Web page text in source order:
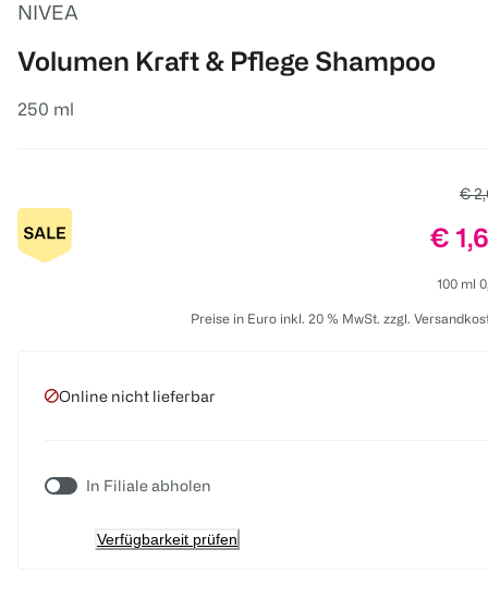
NIVEA
Volumen Kraft & Pflege Shampoo
250 ml
€
€
100 ml
Preise in Euro inkl. 20 % MwSt. zzgl.
Online nicht lieferbar
In Filiale abholen
Verfügbarkeit prüfen